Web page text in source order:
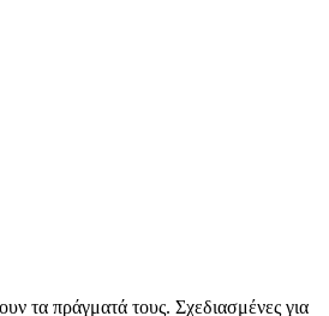
τα πράγματά τους. Σχεδιασμένες για